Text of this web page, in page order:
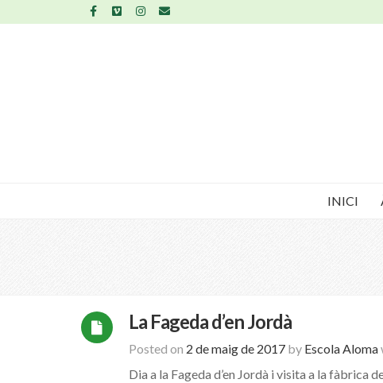
INICI
La Fageda d’en Jordà
Posted on 2 de maig de 2017 by Escola Aloma
Dia a la Fageda d’en Jordà i visita a la fàbrica